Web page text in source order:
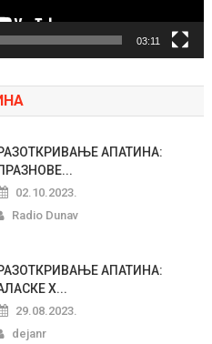
03:11
АПАТИНА:
02.10.2023.
Radio Dunav
АПАТИНА:
Х...
29.08.2023.
dejanr